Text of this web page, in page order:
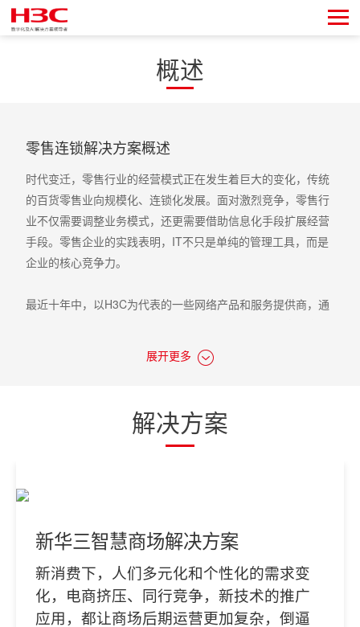
概述
零售连锁解决方案概述
时代变迁，零售行业的经营模式正在发生着巨大的变化，传统
的百货零售业向规模化、连锁化发展。面对激烈竞争，零售行
业不仅需要调整业务模式，还更需要借助信息化手段扩展经营
手段。零售企业的实践表明，IT不只是单纯的管理工具，而是
企业的核心竞争力。
最近十年中，以H3C为代表的一些网络产品和服务提供商，通
转型积淀了蓄势待发的能量。
展开更多
解决方案
新华三智慧商场解决方案
新消费下，人们多元化和个性化的需求变
化，电商挤压、同行竞争，新技术的推广
应用，都让商场后期运营更加复杂，倒逼